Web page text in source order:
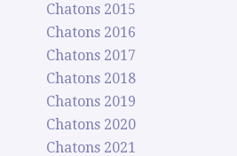
Chatons 2015
Chatons 2016
Chatons 2017
Chatons 2018
Chatons 2019
Chatons 2020
Chatons 2021